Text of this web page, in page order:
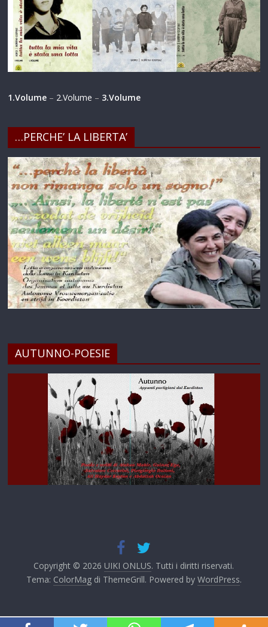
1.Volume – 2.Volume – 3.Volume
…PERCHE’ LA LIBERTA’
AUTUNNO-POESIE
Copyright © 2026 UIKI ONLUS. Tutti i diritti riservati.
Tema: ColorMagdi ThemeGrill. Powered by WordPress.